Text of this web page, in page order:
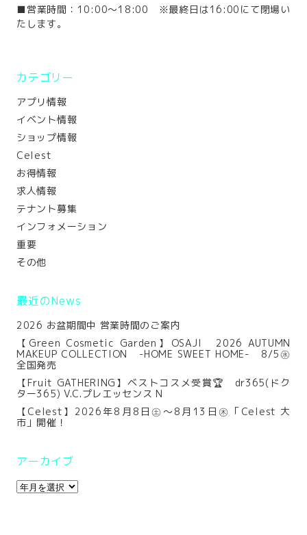
■営業時間：10:00～18:00 ※最終日は16:00にて閉場い
たします。
カテゴリー
アプリ情報
イベント情報
ショップ情報
Celest
お得情報
求人情報
テナント募集
インフォメーション
重要
その他
最近のNews
2026 お盆期間中 営業時間のご案内
【Green Cosmetic Garden】OSAJI 2026 AUTUMN
MAKEUP COLLECTION -HOME SWEET HOME- 8/5㊌
全国発売
【Fruit GATHERING】ベストコスメ受賞🏆 dr365(ドク
ター365) V.C.プレエッセンス N
【Celest】2026年8月8日㊏～8月13日㊍「Celest 大
市」開催！
アーカイブ